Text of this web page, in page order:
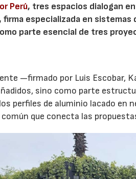
Perú, tres espacios dialogan
firma especializada en
parte esencial de tres
—firmado por Luis Escobar,
sino como parte
perfiles de aluminio lacado en
que conecta las